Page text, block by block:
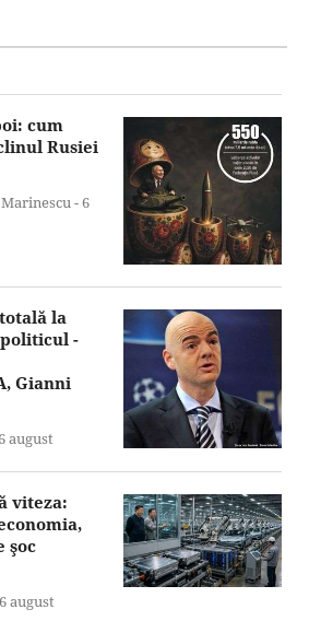
cum
Rusiei
-6
la
-
Gianni
august
viteza:
şoc
6 august